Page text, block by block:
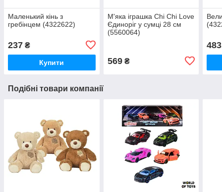
Маленький кінь з
гребінцем (4322622)
237 ₴
Купити
М'яка іграшка Chi Chi Love
Єдиноріг у сумці 28 см
(5560064)
569₴
483
Подібні товари компанії